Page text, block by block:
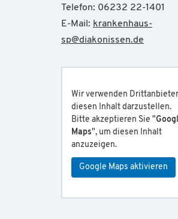
Telefon: 06232 22-1401
E-Mail: krankenhaus-
sp@diakonissen.de
Wir verwenden
diesen Inhalt darzustellen.
Bitte akzeptieren Sie "
Maps", um diesen Inhalt
anzuzeigen.
Google Maps aktivieren